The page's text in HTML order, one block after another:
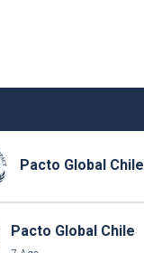
Pacto Global Chile
Pacto Global Chile